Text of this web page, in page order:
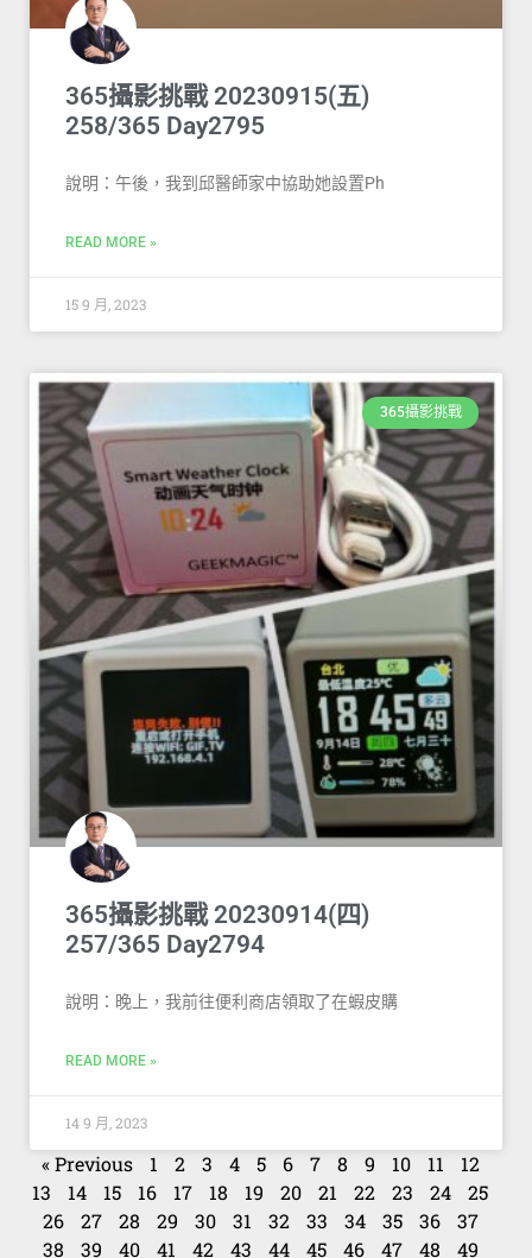
365攝影挑戰 20230915(五)
258/365 Day2795
說明：午後，我到邱醫師家中協助她設置Ph
READ MORE »
15 9 月, 2023
365攝影挑戰
365攝影挑戰 20230914(四)
257/365 Day2794
說明：晚上，我前往便利商店領取了在蝦皮購
READ MORE »
14 9 月, 2023
« Previous 1 2 3 4 5 6 7 8 9 10 11
12
13
14 15 16 17 18 19 20 21 22 23 24
25
26
27 28 29 30 31 32 33 34 35 36
37
38
39 40 41 42 43 44 45 46 47 48
49